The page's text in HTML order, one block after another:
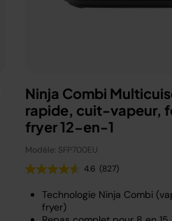
Ninja Combi
rapide, cuit-vapeur,
fryer 12-en-1
Modèle: SFP700EU
4.6 (827)
Technologie Ninja Combi
fryer)